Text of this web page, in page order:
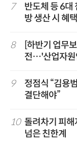
7
반도체 등 6
방 생산 시 혜택
8
[하반기 업무
전…'산업자원
9
정점식 “김용
결단해야”
10 돌려차기 피
넘은 친한계